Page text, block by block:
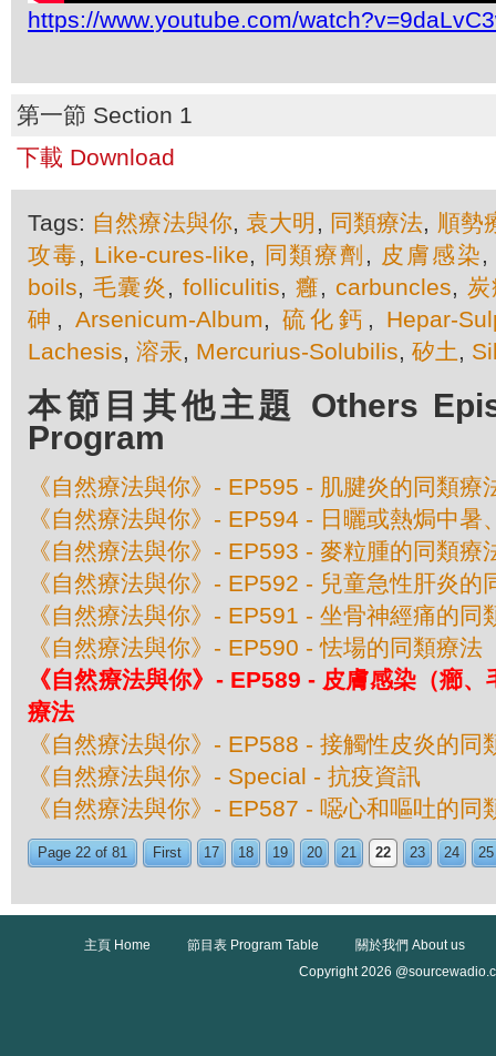
https://www.youtube.com/
第一節 Section 1
下載 Download
Tags: 自然療法與你,袁大明 , 同類療法, 順勢
攻毒, Like-cures-like, 同類療劑 , 皮膚感染
boils, 毛囊炎 ,folliculitis, 癰, carbuncles,
砷 , Arsenicum-Album, 硫化鈣 , Hepar-
Lachesis, 溶汞, Mercurius-Solubilis, 矽土,
本節目其他主題 Others
Program
《自然療法與你》- EP595 - 肌腱炎的同類療
《自然療法與你》- EP594 - 日曬或熱焗中暑
《自然療法與你》- EP593 - 麥粒腫的同類療
《自然療法與你》- EP592 - 兒童急性肝炎的
《自然療法與你》- EP591 - 坐骨神經痛的同
《自然療法與你》- EP590 - 怯場的同類療法
《自然療法與你》- EP589 - 皮膚感染（癤
療法
《自然療法與你》- EP588 - 接觸性皮炎的同
《自然療法與你》- Special - 抗疫資訊
《自然療法與你》- EP587 - 噁心和嘔吐的同
Page 22 of 81 First 17 18 19 20 21 22 23 24 25
主頁 Home 節目表 Program Table
關於我們 About us
Copyright 2026